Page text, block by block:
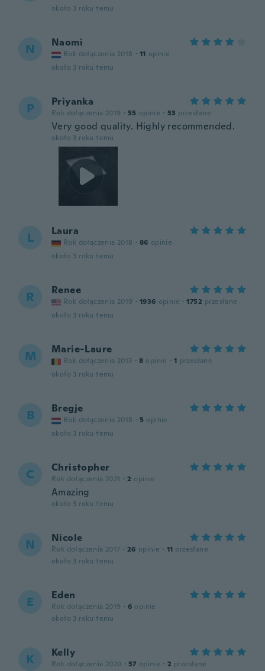
około 3 roku temu
N Naomi
Rok dołączenia 2018 · 11 opinie
około 3 roku temu
P Priyanka
Rok dołączenia 2019 · 55 opinie · 53 przesłane
Very good quality. Highly recommended.
około 3 roku temu
L Laura
Rok dołączenia 2018 · 86 opinie
około 3 roku temu
R Renee
Rok dołączenia 2019 · 1936 opinie · 1752 przesłane
około 3 roku temu
M Marie-Laure
Rok dołączenia 2013 · 8 opinie · 1 przesłane
około 3 roku temu
B Bregje
Rok dołączenia 2018 · 5 opinie
około 3 roku temu
C Christopher
Rok dołączenia 2021 · 2 opinie
Amazing
około 3 roku temu
N Nicole
Rok dołączenia 2017 · 26 opinie · 11 przesłane
około 3 roku temu
E Eden
Rok dołączenia 2019 · 6 opinie
około 3 roku temu
K Kelly
Rok dołączenia 2020 · 57 opinie · 2 przesłane